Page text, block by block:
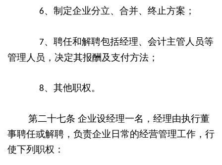
6、制定企业分立、合并、终止方案；
7、聘任和解聘包括经理、会计主管人员等
管理人员，决定其报酬及支付方法；
8、其他职权。
第二十七条 企业设经理一名，经理由执行董
事聘任或解聘，负责企业日常的经营管理工作，行
使下列职权：